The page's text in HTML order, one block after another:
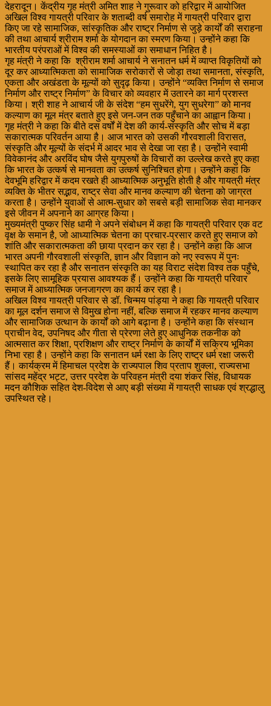
देहरादून। केंद्रीय गृह मंत्री अमित शाह ने गुरूवार को हरिद्वार में आयोजित
अखिल विश्व गायत्री परिवार के शताब्दी वर्ष समारोह में गायत्री परिवार द्वारा
किए जा रहे सामाजिक, सांस्कृतिक और राष्ट्र निर्माण से जुड़े कार्यों की सराहना
की तथा आचार्य श्रीराम शर्मा के योगदान का स्मरण किया। उन्होंने कहा कि
भारतीय परंपराओं में विश्व की समस्याओं का समाधान निहित है।
गृह मंत्री ने कहा कि श्रीराम शर्मा आचार्य ने सनातन धर्म में व्याप्त विकृतियों को
दूर कर आध्यात्मिकता को सामाजिक सरोकारों से जोड़ा तथा समानता, संस्कृति,
एकता और अखंडता के मूल्यों को सुदृढ़ किया। उन्होंने “व्यक्ति निर्माण से समाज
निर्माण और राष्ट्र निर्माण” के विचार को व्यवहार में उतारने का मार्ग प्रशस्त
किया। श्री शाह ने आचार्य जी के संदेश “हम सुधरेंगे, युग सुधरेगा” को मानव
कल्याण का मूल मंत्र बताते हुए इसे जन-जन तक पहुँचाने का आह्वान किया।
गृह मंत्री ने कहा कि बीते दस वर्षों में देश की कार्य-संस्कृति और सोच में बड़ा
सकारात्मक परिवर्तन आया है। आज भारत को उसकी गौरवशाली विरासत,
संस्कृति और मूल्यों के संदर्भ में आदर भाव से देखा जा रहा है। उन्होंने स्वामी
विवेकानंद और अरविंद घोष जैसे युगपुरुषों के विचारों का उल्लेख करते हुए कहा
कि भारत के उत्कर्ष से मानवता का उत्कर्ष सुनिश्चित होगा। उन्होंने कहा कि
देवभूमि हरिद्वार में कदम रखते ही आध्यात्मिक अनुभूति होती है और गायत्री मंत्र
व्यक्ति के भीतर सद्भाव, राष्ट्र सेवा और मानव कल्याण की चेतना को जाग्रत
करता है। उन्होंने युवाओं से आत्म-सुधार को सबसे बड़ी सामाजिक सेवा मानकर
इसे जीवन में अपनाने का आग्रह किया।
मुख्यमंत्री पुष्कर सिंह धामी ने अपने संबोधन में कहा कि गायत्री परिवार एक वट
वृक्ष के समान है, जो आध्यात्मिक चेतना का प्रचार-प्रसार करते हुए समाज को
शांति और सकारात्मकता की छाया प्रदान कर रहा है। उन्होंने कहा कि आज
भारत अपनी गौरवशाली संस्कृति, ज्ञान और विज्ञान को नए स्वरूप में पुनः
स्थापित कर रहा है और सनातन संस्कृति का यह विराट संदेश विश्व तक पहुँचे,
इसके लिए सामूहिक प्रयास आवश्यक हैं। उन्होंने कहा कि गायत्री परिवार
समाज में आध्यात्मिक जनजागरण का कार्य कर रहा है।
अखिल विश्व गायत्री परिवार से डॉ. चिन्मय पांड्या ने कहा कि गायत्री परिवार
का मूल दर्शन समाज से विमुख होना नहीं, बल्कि समाज में रहकर मानव कल्याण
और सामाजिक उत्थान के कार्यों को आगे बढ़ाना है। उन्होंने कहा कि संस्थान
प्राचीन वेद, उपनिषद और गीता से प्रेरणा लेते हुए आधुनिक तकनीक को
आत्मसात कर शिक्षा, प्रशिक्षण और राष्ट्र निर्माण के कार्यों में सक्रिय भूमिका
निभा रहा है। उन्होंने कहा कि सनातन धर्म रक्षा के लिए राष्ट्र धर्म रक्षा जरूरी
हैं। कार्यक्रम में हिमाचल प्रदेश के राज्यपाल शिव प्रताप शुक्ला, राज्यसभा
सांसद महेंद्र भट्ट, उत्तर प्रदेश के परिवहन मंत्री दया शंकर सिंह, विधायक
मदन कौशिक सहित देश-विदेश से आए बड़ी संख्या में गायत्री साधक एवं श्रद्धालु
उपस्थित रहे।